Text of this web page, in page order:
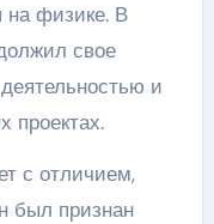
физике. В
свое
и
проектах.
с отличием,
был признан